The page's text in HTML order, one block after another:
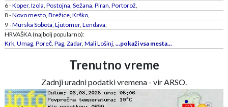
6 -Koper, Izola, Postojna, Sežana, Piran, Portorož,
8 -Novo mesto, Brežice, Krško,
9 -Murska Sobota, Ljutomer, Lendava,
HRVAŠKA (najbolj popularno):
Krk, Umag, Poreč, Pag, Zadar, Mali Lošinj, ...pokaži vsa mesta...
Trenutno vreme
Zadnji uradni podatki vremena - vir ARSO.